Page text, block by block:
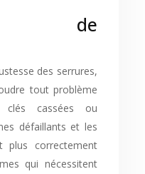
de
des serrures,
tout problème
clés cassées ou
défaillants et les
correctement
qui nécessitent